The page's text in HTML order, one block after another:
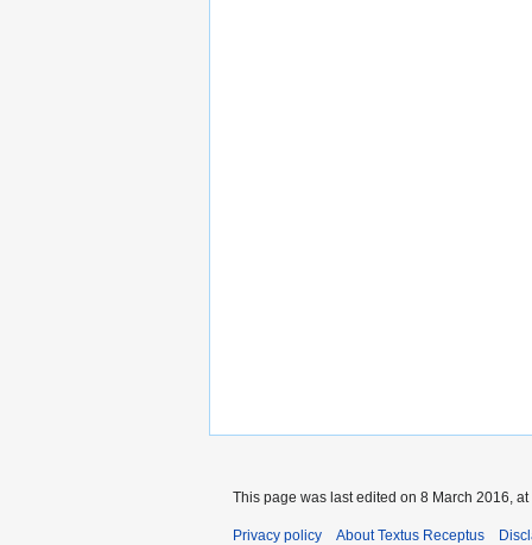
This page was last edited on 8 March 2016, at
Privacy policy About Textus Receptus